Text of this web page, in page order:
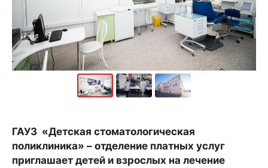
ГАУЗ «Детская стоматологическая
поликлиника» – отделение платных услуг
приглашает детей и взрослых на лечение